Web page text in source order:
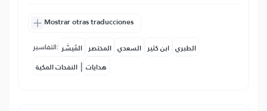
Mostrar otras traducciones
التفاسير: المُيسَّر المختصر السعدي ابن كثير الطبري
النفحات المكية | هدايات